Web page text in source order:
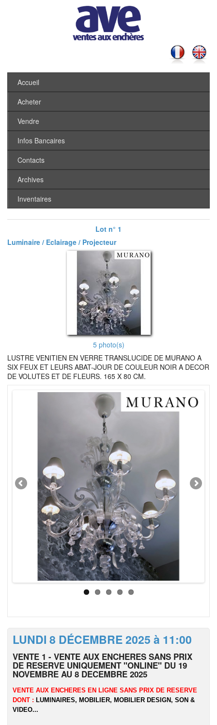
Accueil
Acheter
Vendre
Infos Bancaires
Contacts
Archives
Inventaires
Lot n° 1
Luminaire / Eclairage / Projecteur
5 photo(s)
LUSTRE VENITIEN EN VERRE TRANSLUCIDE DE MURANO A
SIX FEUX ET LEURS ABAT-JOUR DE COULEUR NOIR A DECOR
DE VOLUTES ET DE FLEURS. 165 X 80 CM.
LUNDI 8 DÉCEMBRE 2025 à 11:00
VENTE 1 - VENTE AUX ENCHERES SANS PRIX
DE RESERVE UNIQUEMENT "ONLINE" DU 19
NOVEMBRE AU 8 DECEMBRE 2025
VENTE AUX ENCHERES EN LIGNE SANS PRIX DE RESERVE
DONT : LUMINAIRES, MOBILIER, MOBILIER DESIGN, SON &
VIDEO...